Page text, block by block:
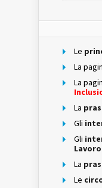
Le
La
La
La
Gli
Gli
Lavoro
La
Le